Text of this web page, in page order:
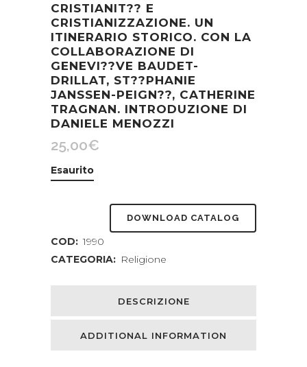
CRISTIANIT?? E
CRISTIANIZZAZIONE. UN
ITINERARIO STORICO. CON LA
COLLABORAZIONE DI
GENEVI??VE BAUDET-
DRILLAT, ST??PHANIE
JANSSEN-PEIGN??, CATHERINE
TRAGNAN. INTRODUZIONE DI
DANIELE MENOZZI
25,00€
Esaurito
DOWNLOAD CATALOG
COD: 1990
CATEGORIA: Religione
DESCRIZIONE
ADDITIONAL INFORMATION